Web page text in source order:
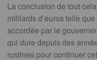
La conclusion de tout
milliards d’euros telle
accordée par le
qui dure depuis des
rustines pour continuer